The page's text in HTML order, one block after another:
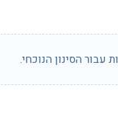
עבור הסינון הנוכחי.